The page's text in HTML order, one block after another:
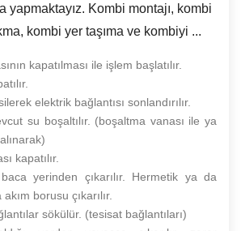
yapmaktayız. Kombi montajı, kombi
kombi yer taşıma ve kombiyi ...
kapatılması ile işlem başlatılır.
elektrik bağlantısı sonlandırılır.
su boşaltılır. (boşaltma vanası ile ya
kapatılır.
yerinden çıkarılır. Hermetik ya da
borusu çıkarılır.
sökülür. (tesisat bağlantıları)